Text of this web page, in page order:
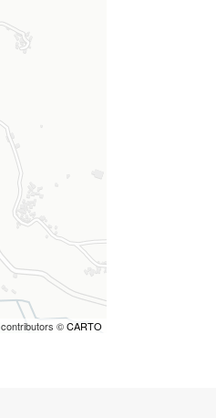
contributors ©CARTO